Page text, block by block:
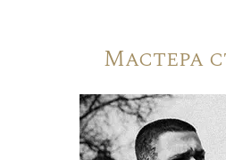
Мастера